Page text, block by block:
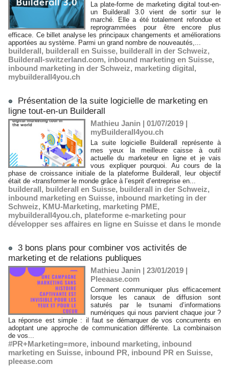
La plate-forme de marketing digital tout-en-
un Builderall 3.0 vient de sortir sur le
marché. Elle a été totalement refondue et
reprogrammées pour être encore plus
efficace. Ce billet analyse les principaux changements et améliorations
apportées au système. Parmi un grand nombre de nouveautés,...
builderall, builderall en Suisse, builderall in der Schweiz,
Builderall-switzerland.com, inbound marketing en Suisse,
inbound marketing in der Schweiz, marketing digital,
mybuilderall4you.ch
Présentation de la suite logicielle de marketing en
ligne tout-en-un Builderall
Mathieu Janin | 01/07/2019 |
myBuilderall4you.ch
La suite logicielle Builderall représente à
mes yeux la meilleure caisse à outil
actuelle du marketeur en ligne et je vais
vous expliquer pourquoi. Au cours de la
phase de croissance initiale de la plateforme Builderall, leur objectif
était de «transformer le monde grâce à l’esprit d’entreprise en...
builderall, builderall en Suisse, builderall in der Schweiz,
inbound marketing en Suisse, inbound marketing in der
Schweiz, KMU-Marketing, marketing PME,
mybuilderall4you.ch, plateforme e-marketing pour
développer ses affaires en ligne en Suisse et dans le monde
3 bons plans pour combiner vos activités de
marketing et de relations publiques
Mathieu Janin | 23/01/2019 |
Pleeaase.com
Comment communiquer plus efficacement
lorsque les canaux de diffusion sont
saturés par le tsunami d’informations
numériques qui nous parvient chaque jour ?
La réponse est simple : il faut se démarquer de vos concurrents en
adoptant une approche de communication différente. La combinaison
de vos...
#PR+Marketing=more, inbound marketing, inbound
marketing en Suisse, inbound PR, inbound PR en Suisse,
pleease.com